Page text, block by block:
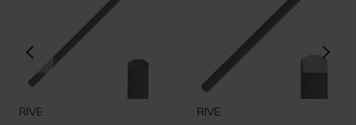
RIVE RIVE